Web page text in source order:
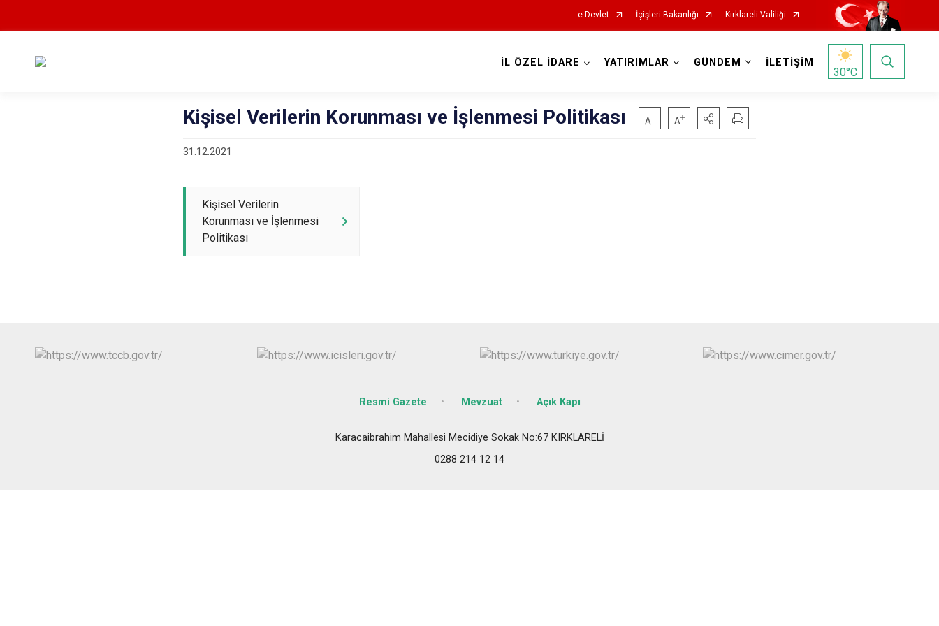
e-Devlet İçişleri Bakanlığı Kırklareli Valiliği
İL ÖZEL İDARE YATIRIMLAR GÜNDEM İLETİŞİM
30°C
Kişisel Verilerin Korunması ve İşlenmesi Politikası
31.12.2021
Kişisel Verilerin
Korunması ve İşlenmesi
Politikası
Resmi Gazete Mevzuat Açık Kapı
Karacaibrahim Mahallesi Mecidiye Sokak No:67 KIRKLARELİ
0288 214 12 14